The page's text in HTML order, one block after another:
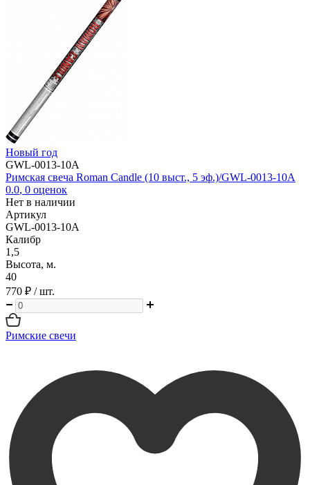
Новый год
GWL-0013-10A
Римская свеча Roman Candle (10 выст., 5 эф.)/GWL-0013-10A
0.0, 0 оценок
Нет в наличии
Артикул
GWL-0013-10A
Калибр
1,5
Высота, м.
40
770 ₽ / шт.
Римские свечи